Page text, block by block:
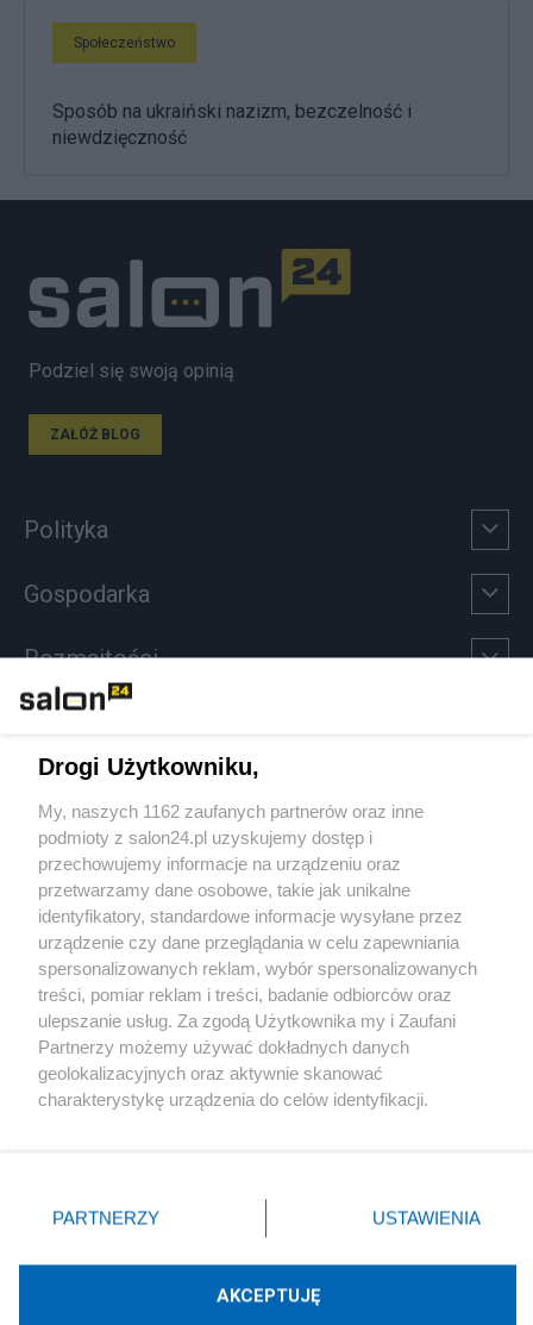
Społeczeństwo
Sposób na ukraiński nazizm, bezczelność i
niewdzięczność
Podziel się swoją opinią
ZAŁÓŻ BLOG
Polityka
Gospodarka
Rozmaitości
Sport
Społeczeństwo
Kultura
X Facebook Instagram Youtube
Drogi Użytkowniku,
My, naszych 1162 zaufanych partnerów oraz inne
podmioty z salon24.pl uzyskujemy dostęp i
przechowujemy informacje na urządzeniu oraz
przetwarzamy dane osobowe, takie jak unikalne
identyfikatory, standardowe informacje wysyłane przez
urządzenie czy dane przeglądania w celu zapewniania
spersonalizowanych reklam, wybór spersonalizowanych
treści, pomiar reklam i treści, badanie odbiorców oraz
ulepszanie usług. Za zgodą Użytkownika my i Zaufani
Partnerzy możemy używać dokładnych danych
geolokalizacyjnych oraz aktywnie skanować
charakterystykę urządzenia do celów identyfikacji.
zmienić/wycofać klikając przycisk ustawień prywatności
znajdujący się w lewym dolnym rogu strony
rodzaje przetwarzania danych nie wymagają zgody
użytkownika, ale masz prawo sprzeciwić się takiemu
przetwarzaniu. Preferencje będą miały zastosowania tylko
PARTNERZY USTAWIENIA
AKCEPTUJĘ